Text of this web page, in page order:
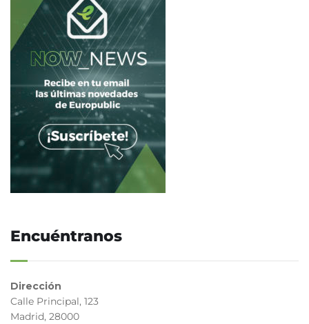
Encuéntranos
Dirección
Calle Principal, 123
Madrid, 28000